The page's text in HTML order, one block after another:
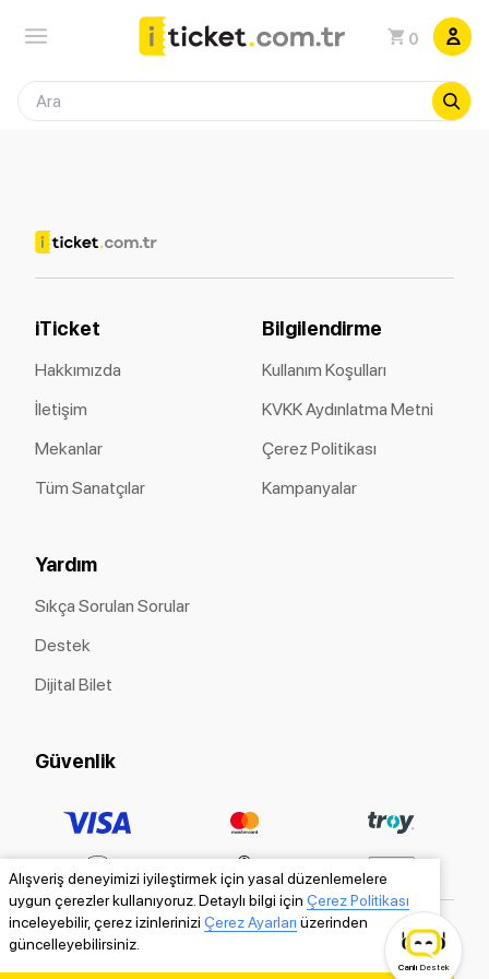
0
Alışveriş deneyimizi iyileştirmek için yasal düzenlemelere
uygun çerezler kullanıyoruz. Detaylı bilgi için Çerez Politikası
inceleyebilir, çerez izinlerinizi Çerez Ayarları üzerinden
güncelleyebilirsiniz.
iTicket
Hakkımızda
İletişim
Mekanlar
Tüm Sanatçılar
Bilgilendirme
Kullanım Koşulları
KVKK Aydınlatma Metni
Çerez Politikası
Kampanyalar
Yardım
Sıkça Sorulan Sorular
Destek
Dijital Bilet
Güvenlik
Canlı Destek